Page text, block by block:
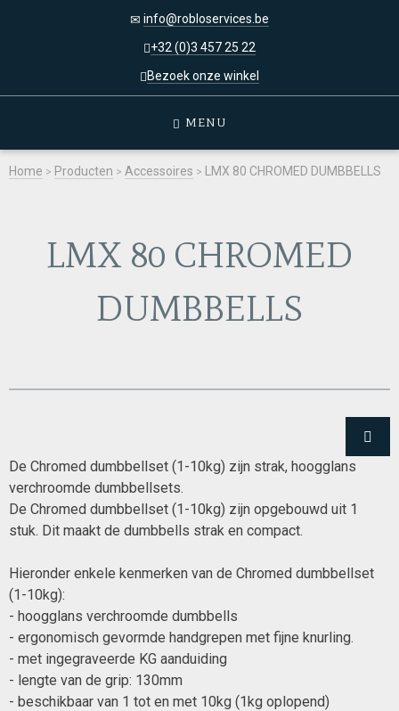
info@robloservices.be
+32 (0)3 457 25 22
Bezoek onze winkel
MENU
Home > Producten > Accessoires > LMX 80 CHROMED DUMBBELLS
LMX 80 CHROMED
DUMBBELLS
De Chromed dumbbellset (1-10kg) zijn strak, hoogglans
verchroomde dumbbellsets.
De Chromed dumbbellset (1-10kg) zijn opgebouwd uit 1
stuk. Dit maakt de dumbbells strak en compact.
Hieronder enkele kenmerken van de Chromed dumbbellset
(1-10kg):
- hoogglans verchroomde dumbbells
- ergonomisch gevormde handgrepen met fijne knurling.
- met ingegraveerde KG aanduiding
- lengte van de grip: 130mm
- beschikbaar van 1 tot en met 10kg (1kg oplopend)